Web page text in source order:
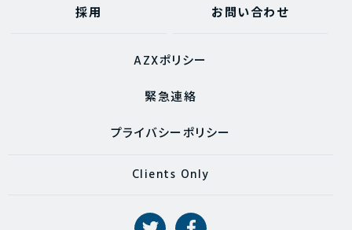
採用 お問い合わせ
AZXポリシー
緊急連絡
プライバシーポリシー
Clients Only